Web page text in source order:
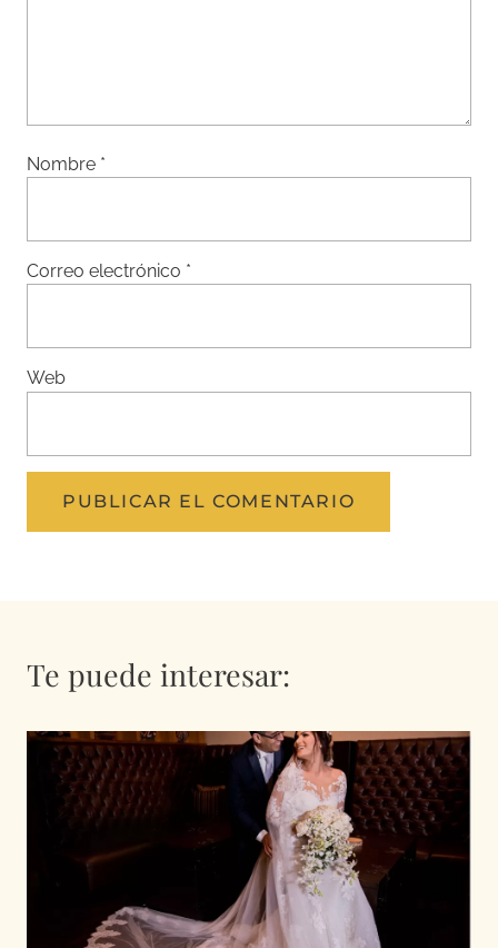
Nombre *
Correo electrónico *
Web
Te puede interesar: